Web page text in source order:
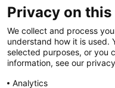
@CGTCatalunya
cgtcatalunya
Privacy on this
We collect and process
understand how it is used.
selected purposes, or you
information, see our
Analytics